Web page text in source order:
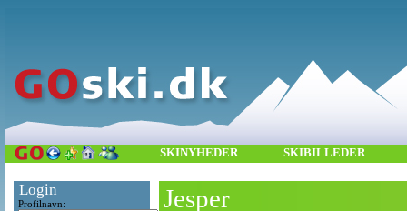
SKINYHEDER SKIBILLEDER
Login
Profilnavn: Jesper